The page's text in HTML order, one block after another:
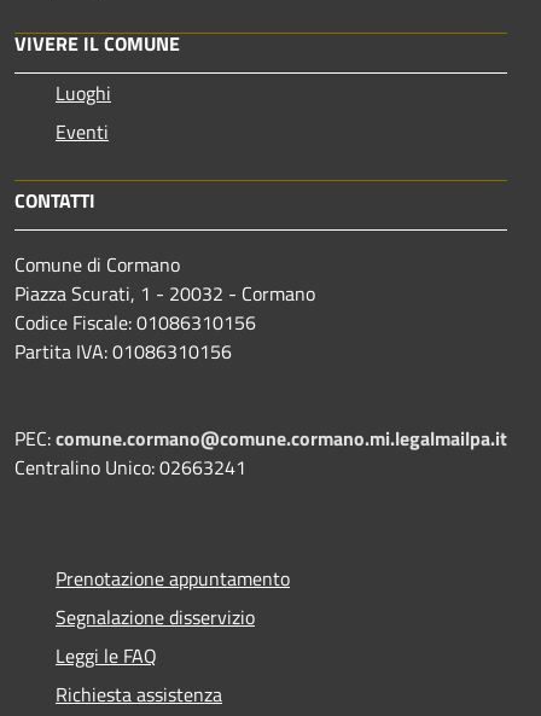
VIVERE IL COMUNE
Luoghi
Eventi
CONTATTI
Comune di Cormano
Piazza Scurati, 1 - 20032 - Cormano
Codice Fiscale: 01086310156
Partita IVA: 01086310156
PEC:comune.cormano@comune.cormano.mi.legalmailpa.it
Centralino Unico: 02663241
Prenotazione appuntamento
Segnalazione disservizio
Leggi le FAQ
Richiesta assistenza